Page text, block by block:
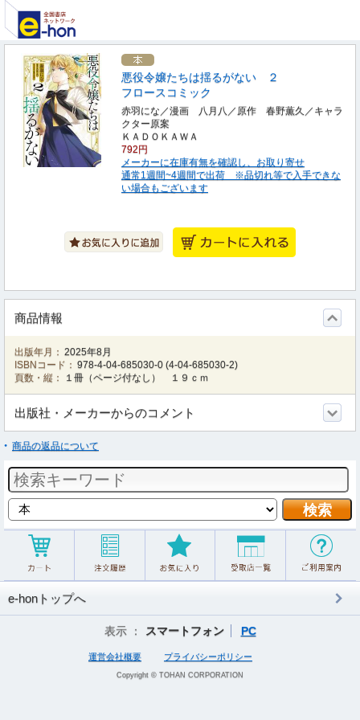
悪役令嬢たちは揺るがない ２
フロースコミック
赤羽にな／漫画 八月八／原作 春野薫久／キャラ
クター原案
ＫＡＤＯＫＡＷＡ
792円
メーカーに在庫有無を確認し、お取り寄せ
通常1週間~4週間で出荷 ※品切れ等で入手できな
い場合もございます
商品情報
出版年月： 2025年8月
ISBNコード： 978-4-04-685030-0 (4-04-685030-2)
頁数・縦：
１冊（ページ付なし） １９ｃｍ
出版社・メーカーからのコメント
商品の返品について
e-honトップへ
表示 ： スマートフォン PC
運営会社概要 プライバシーポリシー
Copyright © TOHAN CORPORATION